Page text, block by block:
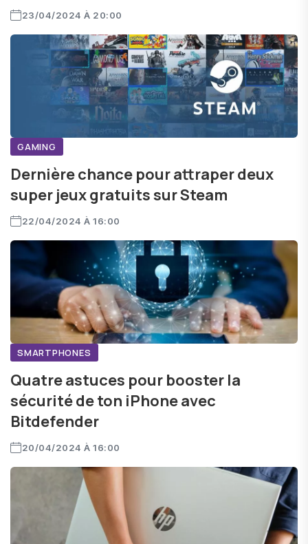
23/04/2024 À 20:00
GAMING
Dernière chance pour attraper deux
super jeux gratuits sur Steam
22/04/2024 À 16:00
SMARTPHONES
Quatre astuces pour booster la
sécurité de ton iPhone avec
Bitdefender
20/04/2024 À 16:00